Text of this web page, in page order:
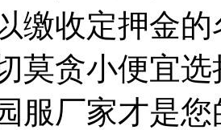
缴收定押金
莫贪小便宜
服厂家才是